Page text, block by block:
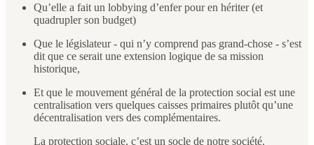
Qu’elle a fait un lobbying d’enfer pour en hériter (et
quadrupler son budget)
Que le législateur - qui n’y comprend pas grand-chose - s’est
dit que ce serait une extension logique de sa mission
historique,
Et que le mouvement général de la protection social est une
centralisation vers quelques caisses primaires plutôt qu’une
décentralisation vers des complémentaires.
La protection sociale, c’est un socle de notre société.